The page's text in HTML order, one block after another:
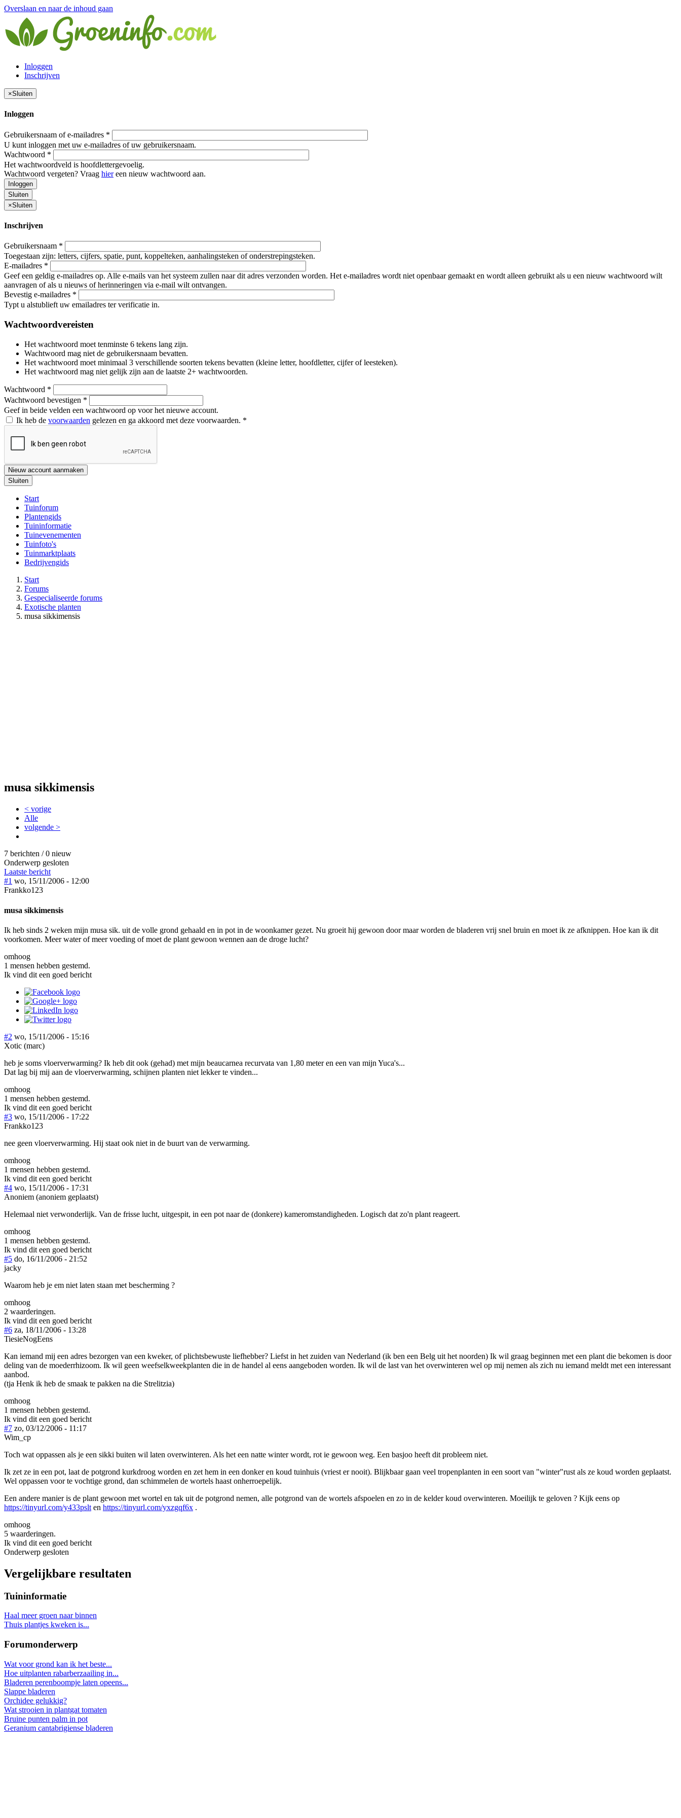
Overslaan en naar de inhoud gaan
Inloggen
Inschrijven
×Sluiten
Inloggen
Gebruikersnaam of e-mailadres *
U kunt inloggen met uw e-mailadres of uw gebruikersnaam.
Wachtwoord *
Het wachtwoordveld is hoofdlettergevoelig.
Wachtwoord vergeten? Vraag hiereen nieuw wachtwoord aan.
Inloggen
Sluiten
×Sluiten
Inschrijven
Gebruikersnaam *
Toegestaan zijn: letters, cijfers, spatie, punt, koppelteken, aanhalingsteken of onderstrepingsteken.
E-mailadres *
Geef een geldig e-mailadres op. Alle e-mails van het systeem zullen naar dit adres verzonden worden. Het e-mailadres wordt niet openbaar gemaakt en wordt alleen gebruikt als u een nieuw wachtwoord wilt
aanvragen of als u nieuws of herinneringen via e-mail wilt ontvangen.
Bevestig e-mailadres *
Typt u alstublieft uw emailadres ter verificatie in.
Wachtwoordvereisten
Het wachtwoord moet tenminste 6 tekens lang zijn.
Wachtwoord mag niet de gebruikersnaam bevatten.
Het wachtwoord moet minimaal 3 verschillende soorten tekens bevatten (kleine letter, hoofdletter, cijfer of leesteken).
Het wachtwoord mag niet gelijk zijn aan de laatste 2+ wachtwoorden.
Wachtwoord *
Wachtwoord bevestigen *
Geef in beide velden een wachtwoord op voor het nieuwe account.
Ik heb de voorwaarden gelezen en ga akkoord met deze voorwaarden. *
Nieuw account aanmaken
Sluiten
Start
Tuinforum
Plantengids
Tuininformatie
Tuinevenementen
Tuinfoto's
Tuinmarktplaats
Bedrijvengids
Start
Forums
Gespecialiseerde forums
Exotische planten
musa sikkimensis
musa sikkimensis
< vorige
Alle
volgende >
7 berichten / 0 nieuw
Onderwerp gesloten
Laatste bericht
#1 wo, 15/11/2006 - 12:00
Frankko123
musa sikkimensis
Ik heb sinds 2 weken mijn musa sik. uit de volle grond gehaald en in pot in de woonkamer gezet. Nu groeit hij gewoon door maar worden de bladeren vrij snel bruin en moet ik ze afknippen. Hoe kan ik dit
voorkomen. Meer water of meer voeding of moet de plant gewoon wennen aan de droge lucht?
omhoog
1 mensen hebben gestemd.
Ik vind dit een goed bericht
#2 wo, 15/11/2006 - 15:16
Xotic (marc)
heb je soms vloerverwarming? Ik heb dit ook (gehad) met mijn beaucarnea recurvata van 1,80 meter en een van mijn Yuca's...
Dat lag bij mij aan de vloerverwarming, schijnen planten niet lekker te vinden...
omhoog
1 mensen hebben gestemd.
Ik vind dit een goed bericht
#3 wo, 15/11/2006 - 17:22
Frankko123
nee geen vloerverwarming. Hij staat ook niet in de buurt van de verwarming.
omhoog
1 mensen hebben gestemd.
Ik vind dit een goed bericht
#4 wo, 15/11/2006 - 17:31
Anoniem (anoniem geplaatst)
Helemaal niet verwonderlijk. Van de frisse lucht, uitgespit, in een pot naar de (donkere) kameromstandigheden. Logisch dat zo'n plant reageert.
omhoog
1 mensen hebben gestemd.
Ik vind dit een goed bericht
#5 do, 16/11/2006 - 21:52
jacky
Waarom heb je em niet laten staan met bescherming ?
omhoog
2 waarderingen.
Ik vind dit een goed bericht
#6 za, 18/11/2006 - 13:28
TiesieNogEens
Kan iemand mij een adres bezorgen van een kweker, of plichtsbewuste liefhebber? Liefst in het zuiden van Nederland (ik ben een Belg uit het noorden) Ik wil graag beginnen met een plant die bekomen is door
deling van de moederrhizoom. Ik wil geen weefselkweekplanten die in de handel al eens aangeboden worden. Ik wil de last van het overwinteren wel op mij nemen als zich nu iemand meldt met een interessant
aanbod.
(tja Henk ik heb de smaak te pakken na die Strelitzia)
omhoog
1 mensen hebben gestemd.
Ik vind dit een goed bericht
#7 zo, 03/12/2006 - 11:17
Wim_cp
Toch wat oppassen als je een sikki buiten wil laten overwinteren. Als het een natte winter wordt, rot ie gewoon weg. Een basjoo heeft dit probleem niet.
Ik zet ze in een pot, laat de potgrond kurkdroog worden en zet hem in een donker en koud tuinhuis (vriest er nooit). Blijkbaar gaan veel tropenplanten in een soort van "winter"rust als ze koud worden geplaatst.
Wel oppassen voor te vochtige grond, dan schimmelen de wortels haast onherroepelijk.
Een andere manier is de plant gewoon met wortel en tak uit de potgrond nemen, alle potgrond van de wortels afspoelen en zo in de kelder koud overwinteren. Moeilijk te geloven ? Kijk eens op
https://tinyurl.com/y433pslt en https://tinyurl.com/yxzgqf6x .
omhoog
5 waarderingen.
Ik vind dit een goed bericht
Onderwerp gesloten
Vergelijkbare resultaten
Tuininformatie
Haal meer groen naar binnen
Thuis plantjes kweken is...
Forumonderwerp
Wat voor grond kan ik het beste...
Hoe uitplanten rabarberzaailing in...
Bladeren perenboompje laten opeens...
Slappe bladeren
Orchidee gelukkig?
Wat strooien in plantgat tomaten
Bruine punten palm in pot
Geranium cantabrigiense bladeren